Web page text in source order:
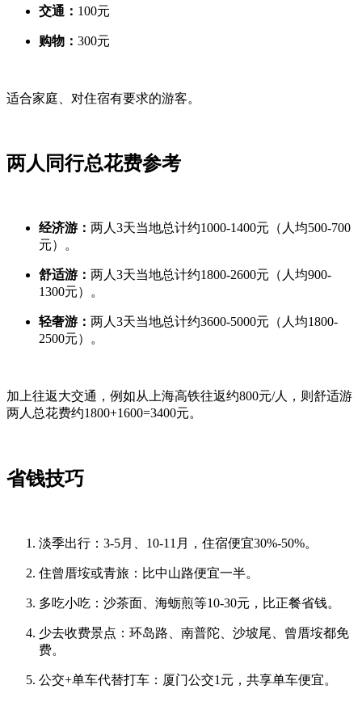
交通： 100元
购物： 300元
适合家庭、对住宿有要求的游客。
两人同行总花费参考
经济游： 两人3天当地总计约1000-1400元（人均500-700
元）。
舒适游： 两人3天当地总计约1800-2600元（人均900-
1300元）。
轻奢游： 两人3天当地总计约3600-5000元（人均1800-
2500元）。
加上往返大交通，例如从上海高铁往返约800元/人，则舒适游
两人总花费约1800+1600=3400元。
省钱技巧
淡季出行：3-5月、10-11月，住宿便宜30%-50%。
住曾厝垵或青旅：比中山路便宜一半。
多吃小吃：沙茶面、海蛎煎等10-30元，比正餐省钱。
少去收费景点：环岛路、南普陀、沙坡尾、曾厝垵都免
费。
公交+单车代替打车：厦门公交1元，共享单车便宜。